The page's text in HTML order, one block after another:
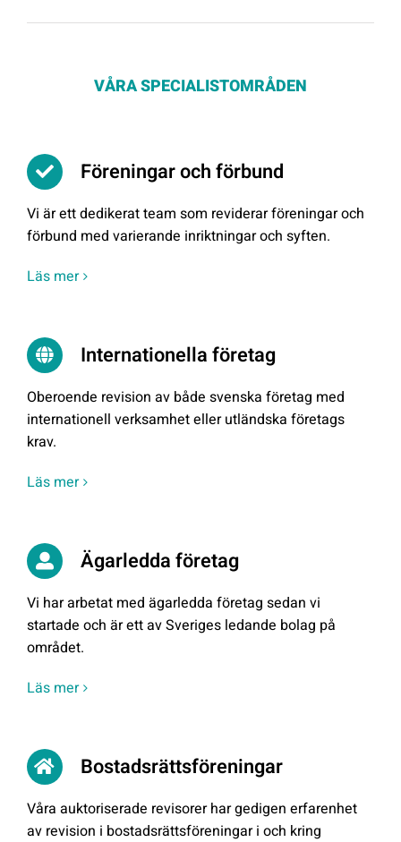
VÅRA SPECIALISTOMRÅDEN
Föreningar och förbund
Vi är ett dedikerat team som reviderar föreningar och
förbund med varierande inriktningar och syften.
Läs mer
Internationella företag
Oberoende revision av både svenska företag med
internationell verksamhet eller utländska företags
krav.
Läs mer
Ägarledda företag
Vi har arbetat med ägarledda företag sedan vi
startade och är ett av Sveriges ledande bolag på
området.
Läs mer
Bostadsrättsföreningar
Våra auktoriserade revisorer har gedigen erfarenhet
av revision i bostadsrättsföreningar i och kring